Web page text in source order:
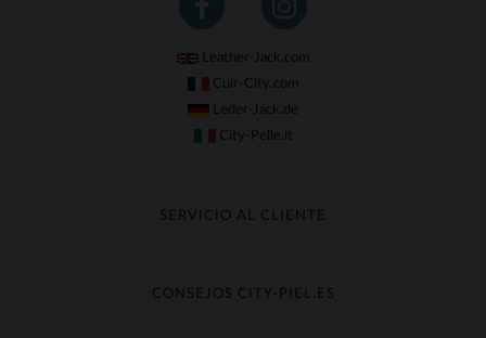
Leather-Jack.com
Cuir-City.com
Leder-Jack.de
City-Pelle.it
SERVICIO AL CLIENTE
Cambio & Reembolso
CONSEJOS CITY-PIEL.ES